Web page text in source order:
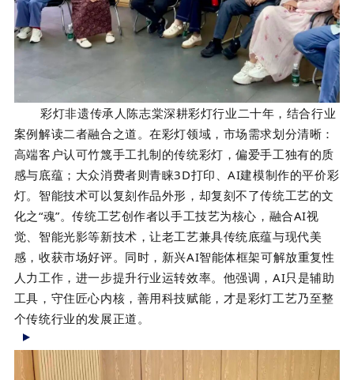
彩灯非遗传承人陈志棠深耕彩灯行业二十年，结合行业
案例解读二者融合之道。在彩灯领域，市场需求划分清晰：
高端客户认可竹篾手工扎制的传统彩灯，偏爱手工独有的质
感与底蕴；大众消费者则青睐3D打印、AI建模制作的平价彩
灯。智能技术可以复刻作品外形，却复刻不了传统工艺的文
化之“魂”。传统工艺创作者以手工技艺为核心，融合AI视
觉、智能光影等新技术，让老工艺兼具传统底蕴与现代美
感，收获市场好评。同时，新兴AI智能体框架可解放重复性
人力工作，进一步提升行业运转效率。他强调，AI只是辅助
工具，守住匠心内核，善用科技赋能，才是彩灯工艺乃至整
个传统行业的发展正道。